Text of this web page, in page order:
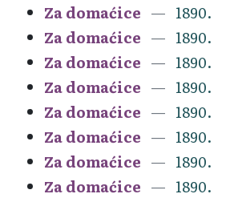
Za domaćice
1890.
Za domaćice
1890.
Za domaćice
1890.
Za domaćice
1890.
Za domaćice
1890.
Za domaćice
1890.
Za domaćice
1890.
Za domaćice
1890.